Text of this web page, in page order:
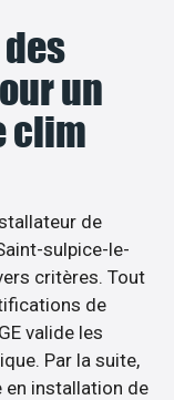
un
clim
de
sulpice-le-
critères. Tout
de
valide les
Par la suite,
en installation de